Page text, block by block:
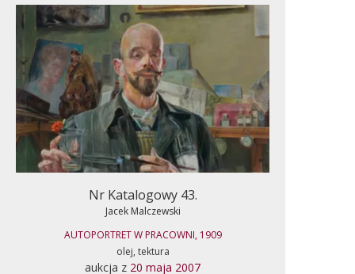
Nr Katalogowy 43.
Jacek Malczewski
AUTOPORTRET W PRACOWNI, 1909
olej, tektura
aukcja z 20 maja 2007